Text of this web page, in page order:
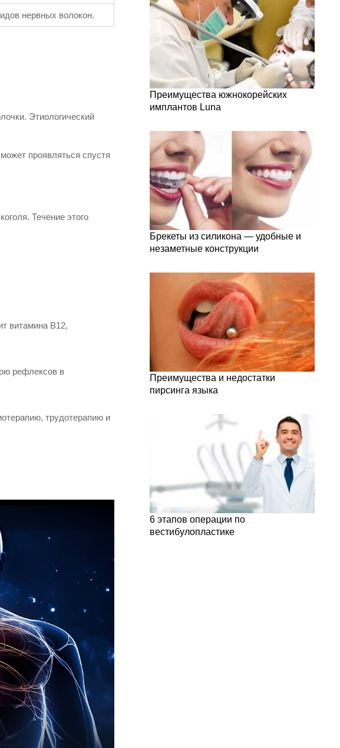
нервных волокон.
Этиологический
проявляться спустя
Течение этого
витамина B12,
рефлексов в
трудотерапию и
Преимущества южнокорейских
имплантов Luna
Брекеты из силикона — удобные и
незаметные конструкции
Преимущества и недостатки
пирсинга языка
6 этапов операции по
вестибулопластике